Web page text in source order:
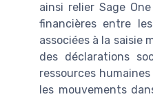
ainsi relier Sage
financières entre
associées à la saisie
des déclarations
ressources
les mouvements